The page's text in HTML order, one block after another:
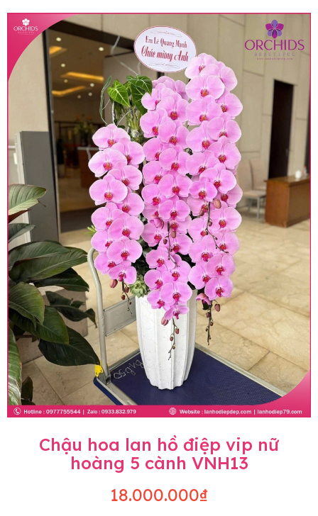
Chậu hoa lan hồ điệp vip nữ
hoàng 5 cành VNH13
18.000.000₫